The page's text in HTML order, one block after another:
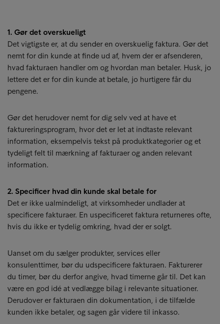
1. Gør det overskueligt
Det vigtigste er, at du sender en overskuelig faktura. Gør det
nemt for din kunde at finde ud af, hvem der er afsenderen,
hvad fakturaen handler om og hvordan man betaler. Husk, jo
lettere det er for din kunde at betale, jo hurtigere får du
pengene.
Gør det herudover nemt for dig selv ved at have et
faktureringsprogram, hvor det er let at indtaste relevant
information, eksempelvis tekst på produktkategorier og et
tydeligt felt til mærkning af fakturaer og anden relevant
information.
2. Specificer hvad din kunde skal betale for
Det er ikke ualmindeligt, at virksomheder undlader at
specificere fakturaer. En uspecificeret faktura returneres ofte,
hvis du ikke er tydelig omkring, hvad der er solgt.
Uanset om du sælger produkter, services eller
konsulenttimer, bør du udspecificere fakturaen. Fakturerer
du timer, bør du derfor angive, hvad timerne går til. Det kan
være en god idé at vedlægge bilag i relevante situationer.
Derudover er fakturaen din dokumentation, i de tilfælde
kunden ikke betaler, og sagen går videre til inkasso.